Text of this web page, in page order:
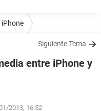
iPhone
Siguiente Tema
entre iPhone y
2013, 16:52